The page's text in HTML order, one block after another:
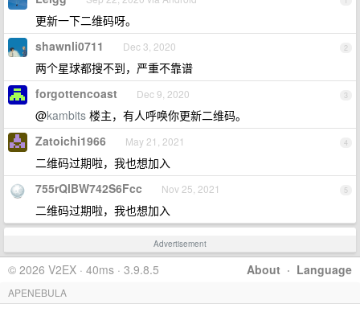
更新一下二维码呀。
2
shawnli0711 Dec 3, 2020
两个星球都搜不到，严重不靠谱
3
forgottencoast Dec 9, 2020
@kambits 楼主，有人呼唤你更新二维码。
4
Zatoichi1966 May 21, 2021
二维码过期啦，我也想加入
5
755rQlBW742S6Fcc Nov 25, 2021
二维码过期啦，我也想加入
Advertisement
About · Language
© 2026 V2EX · 40ms · 3.9.8.5
APENEBULA